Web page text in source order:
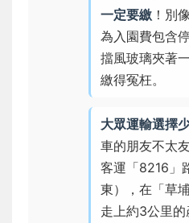
一定要繳 ！別
為入園費包含
擋風玻璃夾著
繳得冤枉。
大眾運輸選擇
車的朋友不太
客運「8216」
東），在「草
走上約3公里